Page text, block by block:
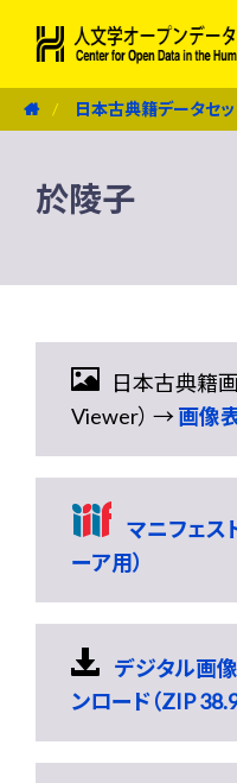
日本古典籍データセッ
於陵子
日本古典籍
Viewer） →画像
マニフェス
ーア用）
デジタル画
ンロード（ZIP